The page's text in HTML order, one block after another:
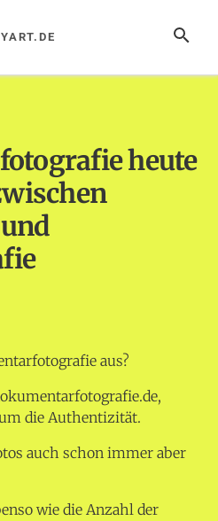
SUCHE
heute
aus?
die Authentizität.
auch schon immer aber
wie die Anzahl der